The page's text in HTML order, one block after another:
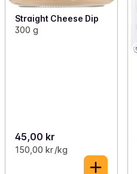
Straight Cheese Dip
300 g
45,00 kr
150,00 kr /kg